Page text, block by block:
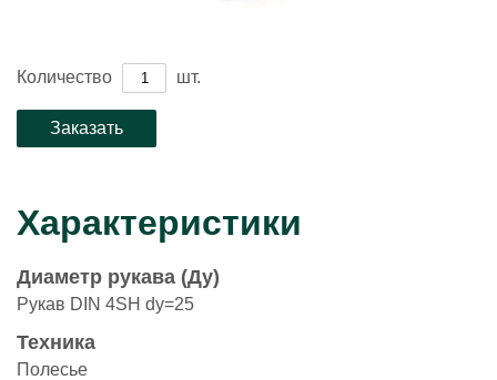
Количество шт.
Характеристики
Диаметр рукава (Ду)
Рукав DIN 4SH dy=25
Техника
Полесье